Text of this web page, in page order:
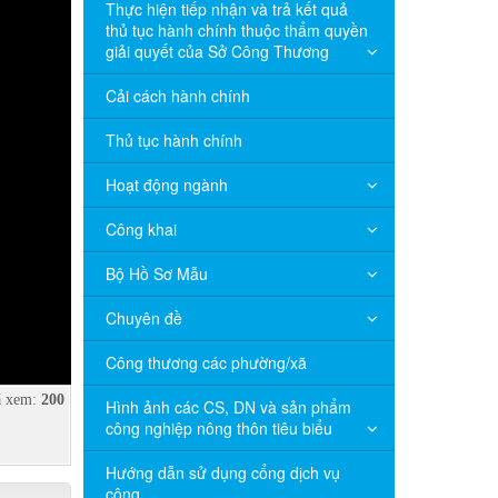
xem: 200
Thực hiện tiếp nhận và trả kết quả
thủ tục hành chính thuộc thẩm quyền
giải quyết của Sở Công Thương
Cải cách hành chính
Thủ tục hành chính
Hoạt động ngành
Công khai
Bộ Hồ Sơ Mẫu
Chuyên đề
Công thương các phường/xã
Hình ảnh các CS, DN và sản phẩm
công nghiệp nông thôn tiêu biểu
Hướng dẫn sử dụng cổng dịch vụ
công